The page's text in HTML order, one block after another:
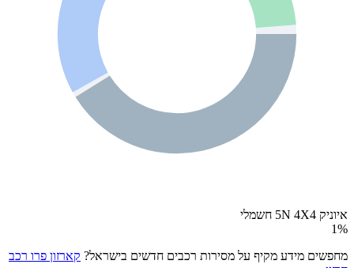
איוניק 5N 4X4 חשמלי
1%
מחפשים מידע מקיף על מסירות רכבים חדשים בישראל? קארזון פרו רכב